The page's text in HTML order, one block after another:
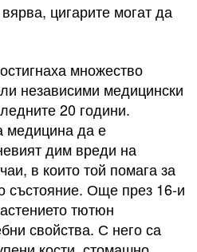
цигарите могат да
множество
независими медицински
20 години.
медицина да е
дим вреди на
в които той помага за
състояние. Още през 16-и
тютюн
свойства. С него са